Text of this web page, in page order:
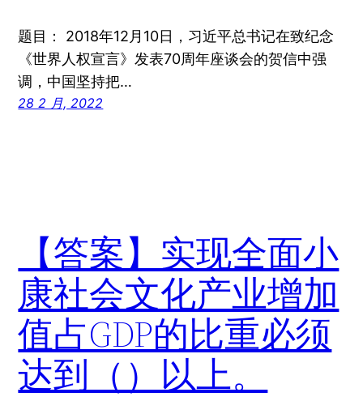
题目： 2018年12月10日，习近平总书记在致纪念
《世界人权宣言》发表70周年座谈会的贺信中强
调，中国坚持把…
28 2 月, 2022
【答案】实现全面小
康社会文化产业增加
值占GDP的比重必须
达到（）以上。